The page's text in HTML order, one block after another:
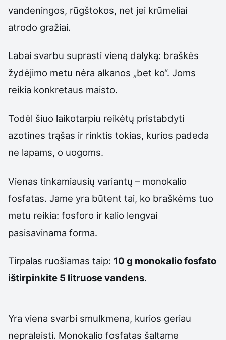
vandeningos, rūgštokos, net jei krūmeliai
atrodo gražiai.
Labai svarbu suprasti vieną dalyką: braškės
žydėjimo metu nėra alkanos „bet ko“. Joms
reikia konkretaus maisto.
Todėl šiuo laikotarpiu reikėtų pristabdyti
azotines trąšas ir rinktis tokias, kurios padeda
ne lapams, o uogoms.
Vienas tinkamiausių variantų – monokalio
fosfatas. Jame yra būtent tai, ko braškėms tuo
metu reikia: fosforo ir kalio lengvai
pasisavinama forma.
Tirpalas ruošiamas taip: 10 g monokalio fosfato
ištirpinkite 5 litruose vandens.
Yra viena svarbi smulkmena, kurios geriau
nepraleisti. Monokalio fosfatas šaltame